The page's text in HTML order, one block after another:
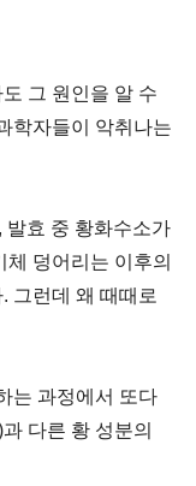
그 원인을 알 수
학자들이 악취나는
발효 중 황화수소가
덩어리는 이후의
그런데 왜 때때로
는 과정에서 또다
다른 황 성분의